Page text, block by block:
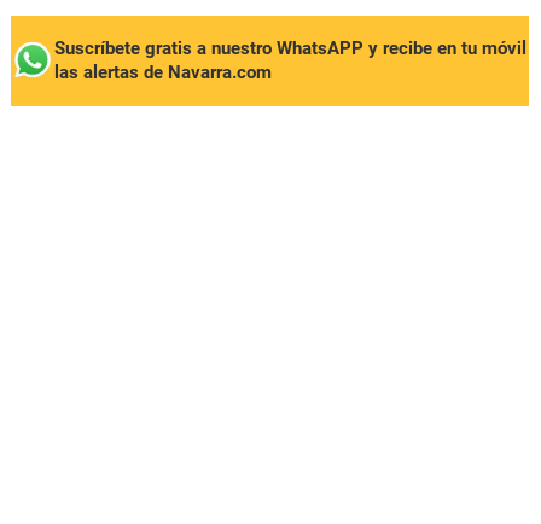
Suscríbete gratis a nuestro WhatsAPP y recibe en tu móvil
las alertas de Navarra.com